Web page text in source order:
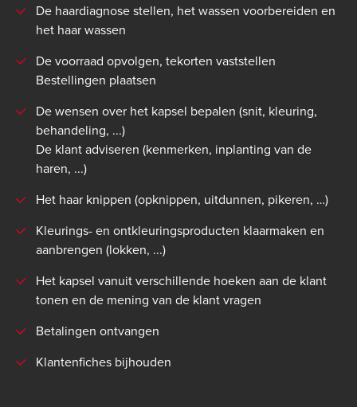
De haardiagnose stellen, het wassen voorbereiden en
het haar wassen
De voorraad opvolgen, tekorten vaststellen
Bestellingen plaatsen
De wensen over het kapsel bepalen (snit, kleuring,
behandeling, ...)
De klant adviseren (kenmerken, inplanting van de
haren, ...)
Het haar knippen (opknippen, uitdunnen, pikeren, …)
Kleurings- en ontkleuringsproducten klaarmaken en
aanbrengen (lokken, ...)
Het kapsel vanuit verschillende hoeken aan de klant
tonen en de mening van de klant vragen
Betalingen ontvangen
Klantenfiches bijhouden